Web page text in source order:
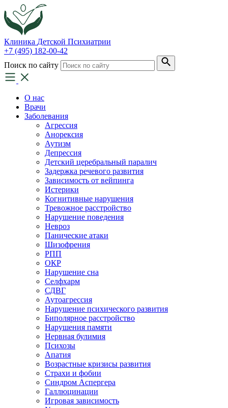
Клиника Детской Психиатрии
+7 (495) 182-00-42
Поиск по сайту
О нас
Врачи
Заболевания
Агрессия
Анорексия
Аутизм
Депрессия
Детский церебральный паралич
Задержка речевого развития
Зависимость от вейпинга
Истерики
Когнитивные нарушения
Тревожное расстройство
Нарушение поведения
Невроз
Панические атаки
Шизофрения
РПП
ОКР
Нарушение сна
Селфхарм
СДВГ
Аутоагрессия
Нарушение психического развития
Биполярное расстройство
Нарушения памяти
Нервная булимия
Психозы
Апатия
Возрастные кризисы развития
Страхи и фобии
Синдром Аспергера
Галлюцинации
Игровая зависимость